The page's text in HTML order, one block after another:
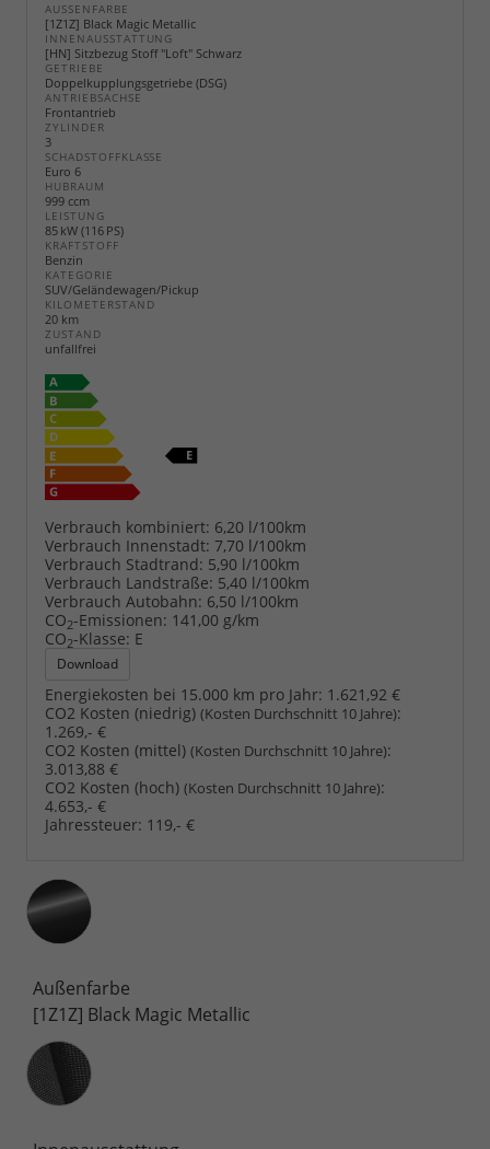
AUSSENFARBE
[1Z1Z] Black Magic Metallic
INNENAUSSTATTUNG
[HN] Sitzbezug Stoff "Loft" Schwarz
GETRIEBE
Doppelkupplungsgetriebe (DSG)
ANTRIEBSACHSE
Frontantrieb
ZYLINDER
3
SCHADSTOFFKLASSE
Euro 6
HUBRAUM
999 ccm
LEISTUNG
85 kW (116 PS)
KRAFTSTOFF
Benzin
KATEGORIE
SUV/Geländewagen/Pickup
KILOMETERSTAND
20 km
ZUSTAND
unfallfrei
Verbrauch kombiniert: 6,20 l/100km
Verbrauch Innenstadt: 7,70 l/100km
Verbrauch Stadtrand: 5,90 l/100km
Verbrauch Landstraße: 5,40 l/100km
Verbrauch Autobahn: 6,50 l/100km
CO2-Emissionen: 141,00 g/km
CO2-Klasse: E
Download
Energiekosten bei 15.000 km pro Jahr: 1.621,92 €
CO2 Kosten (niedrig) (Kosten Durchschnitt 10 Jahre):
1.269,- €
CO2 Kosten (mittel) (Kosten Durchschnitt 10 Jahre):
3.013,88 €
CO2 Kosten (hoch) (Kosten Durchschnitt 10 Jahre):
4.653,- €
Jahressteuer: 119,- €
Außenfarbe
[1Z1Z] Black Magic Metallic
Innenausstattung